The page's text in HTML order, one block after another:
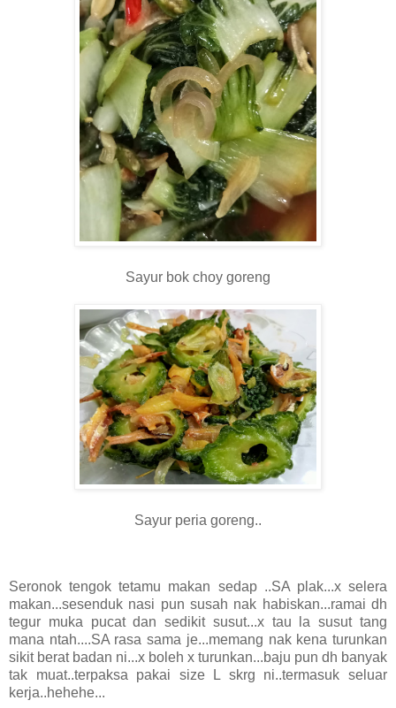
Sayur bok choy goreng
Sayur peria goreng..
Seronok tengok tetamu makan sedap ..SA plak...x selera
makan...sesenduk nasi pun susah nak habiskan...ramai dh
tegur muka pucat dan sedikit susut...x tau la susut tang
mana ntah....SA rasa sama je...memang nak kena turunkan
sikit berat badan ni...x boleh x turunkan...baju pun dh banyak
tak muat..terpaksa pakai size L skrg ni..termasuk seluar
kerja..hehehe...